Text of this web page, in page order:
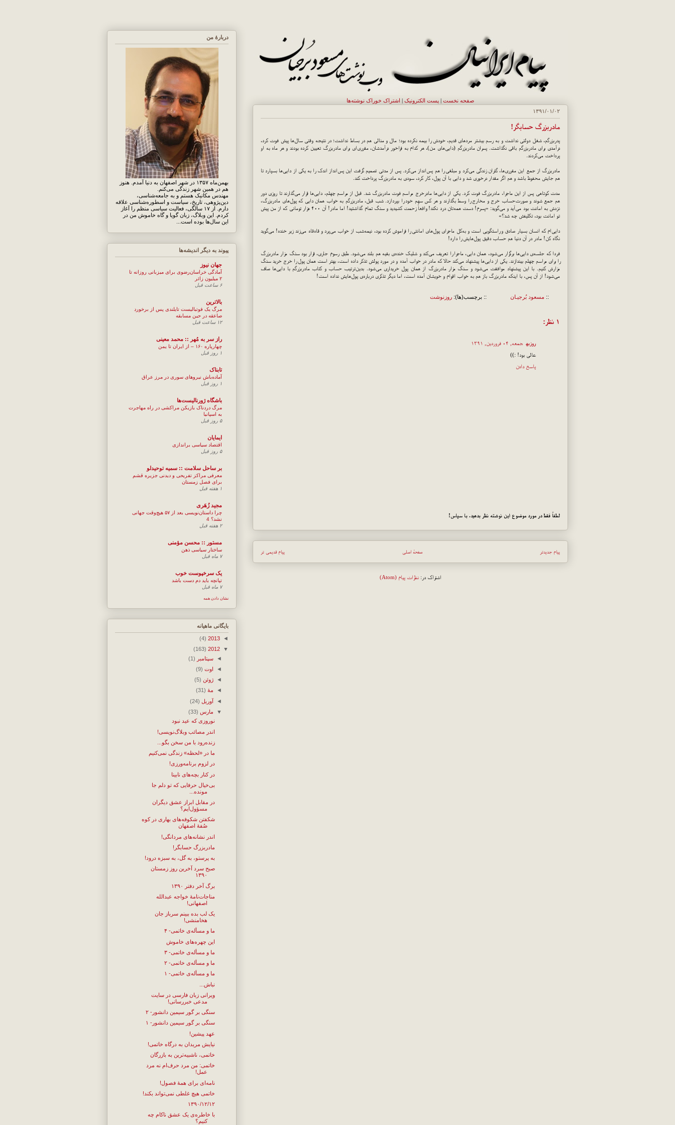
صفحه نخست | پست الکترونيک | اشتراک خوراک نوشته‌ها
۱۳۹۱/۰۱/۰۲
مادربزرگ حسابگر!
پدربزرگم، شغل دولتی نداشت و به رسم بیشتر مردهای قدیم، خودش را بیمه نکرده بود؛ مال و منالی هم در بساط نداشت؛ در نتیجه وقتی سال‌ها پیش فوت کرد،
درآمدی برای مادربزرگم باقی نگذاشت. پسران مادربزرگم (دایی‌های من)، هر کدام به فراخور درآمدشان، مقرری‌ای برای مادربزرگ تعیین کرده بودند و هر ماه به او
پرداخت می‌کردند.
مادربزرگ از جمع این مقرری‌ها، گذران زندگی می‌کرد و مبلغی را هم پس‌انداز می‌کرد. پس از مدتی تصمیم گرفت این پس‌انداز اندک را به یکی از دایی‌ها بسپارد تا
هم جایش محفوظ باشد و هم اگر مقدار درخوری شد و دایی با آن پول، کار کرد، سودی به مادربزرگ پرداخت کند.
مدت کوتاهی پس از این ماجرا، مادربزرگ فوت کرد. یکی از دایی‌ها مادرخرج مراسم فوت مادربزرگ شد. قبل از مراسم چهلم، دایی‌ها قرار می‌گذارند تا روزی دور
هم جمع شوند و صورت‌حساب خرج و مخارج را وسط بگذارند و هر کس سهم خود را بپردازد. شب قبل، مادربزرگم به خواب همان دایی که پول‌های مادربزرگ،
نزدش به امانت بود می‌آید و می‌گوید: «پسرم! دست همه‌تان درد نکند! واقعاً زحمت کشیدید و سنگ تمام گذاشتید! اما مادر! آن ۴۰۰ هزار تومانی که از من پیش
تو امانت بود، تکلیفش چه شد؟»
دایی‌ام که انسان بسیار صادق و راستگویی است و به‌کل ماجرای پول‌های امانتی را فراموش کرده بود، نیمه‌شب از خواب می‌پرد و قاه‌قاه می‌زند زیر خنده! می‌گوید
نگاه کن! مادر در آن دنیا هم حساب دقیق پول‌هایش را دارد!
فردا که جلسه‌ی دایی‌ها برگزار می‌شود، همان دایی، ماجرا را تعریف می‌کند و شلیک خنده‌ی بقیه هم بلند می‌شود. طبق رسوم جاری، قرار بود سنگ مزار مادربزرگ
را برای مراسم چهلم بیندازند. یکی از دایی‌ها پیشنهاد می‌کند حالا که مادر در خواب آمده و در مورد پولش تذکر داده است، بهتر است همان پول را خرج خرید سنگ
مزارش کنیم. با این پیشنهاد موافقت می‌شود و سنگ مزار مادربزرگ از همان پول خریداری می‌شود. بدین‌ترتیب حساب و کتاب مادربزرگم با دایی‌ها صاف
می‌شود! از آن پس، با اینکه مادربزرگ باز هم به خواب اقوام و خویشان آمده است، اما دیگر تذکری درباره‌ی پول‌هایش نداده است!
:: مسعود بُرجيـان :: برچسب(ها): روزنوشت
۱ نظر:
روزبه جمعه, ۰۴ فروردین, ۱۳۹۱
عالی بود! :))
پاسخ دادن
لطفاً فقط در مورد موضوع این نوشته نظر بدهید. با سپاس!
پیام جدیدتر پیام قدیمی تر صفحهٔ اصلی
اشتراک در:نظرات پیام (Atom)
دربارهٔ من
بهمن‌ماه ۱۳۵۷ در شهر اصفهان به دنیا آمدم. هنوز
هم در همین شهر زندگی می‌کنم.
مهندس مکانیک هستم و به جامعه‌شناسی،
دین‌پژوهی، تاریخ، سیاست و اسطوره‌شناسی علاقه
دارم. از ۱۷ سالگی، فعالیت سیاسی منظم را آغاز
کردم. این وبلاگ، زبان گویا و گاه خاموش من در
این سال‌ها بوده است...
پيوند به ديگر انديشه‌ها
جهان نيوز
آمادگی خراسان‌رضوی برای میزبانی روزانه تا
۲ میلیون زائر
۶ ساعت قبل
بالاترین
مرگ یک فوتبالیست تایلندی پس از برخورد
صاعقه در حین مسابقه
۱۲ ساعت قبل
راز سر به مُهر :: محمد معینی
چهارپاره ۱۶۰ – از ایران تا یمن
۱ روز قبل
تابناک
آماده‌باش نیروهای سوری در مرز عراق
۱ روز قبل
باشگاه ژورنالیست‌ها
مرگ دردناک بازیکن مراکشی در راه مهاجرت
به اسپانیا
۵ روز قبل
ایمایان
اقتصاد سیاسی براندازی
۵ روز قبل
بر ساحل سلامت :: سمیه توحیدلو
معرفی مراکز تفریحی و دیدنی جزیره قشم
برای فصل زمستان
۱ هفته قبل
مجيد زُهَری
چرا داستان‌نویسی بعد از ۵۷ هیچ‌وقت جهانی
نشد؟ 4
۲ هفته قبل
مستور :: محسن مؤمنی
ساختار سیاسی ذهن
۷ ماه قبل
یک سرخپوست خوب
تپانچه باید دم دست باشد
۷ ماه قبل
نشان دادن همه
بایگانی ماهیانه
◄
2013
(4)
▼
2012
(163)
◄سپتامبر (1)
◄ اوت (9)
◄ژوئن (5)
◄ مهٔ (31)
◄آوریل (24)
▼ مارس (33)
نوروزی که عید نبود
اندر مصائب وبلاگ‌نویسی!
زنده‌رود با من سخن بگو...
ما در «لحظه» زندگی نمی‌کنیم
در لزوم برنامه‌ورزی!
در کنار بچه‌های نابینا
بی‌خیال حرفایی که تو دلم جا
مونده...
در مقابل ابراز عشق دیگران
مسؤول‌ایم؟
شکفتن شکوفه‌های بهاری در کوه
صُفهٔ اصفهان
اندر نشانه‌های مردانگی!
مادربزرگ حسابگر!
به پرستو، به گل، به سبزه درود!
صبح سرد آخرین روز زمستان
۱۳۹۰
برگ آخر دفتر ۱۳۹۰
مناجات‌نامهٔ خواجه عبدالله
اصفهانی!
یک لب بده ببینم سرباز جان
هخامنشی!
ما و مسأله‌ی خاتمی- ۴
این چهره‌های خاموش
ما و مسأله‌ی خاتمی- ۳
ما و مسأله‌ی خاتمی- ۲
ما و مسأله‌ی خاتمی- ۱
نباش...
ویرانی زبان فارسی در سایت
مدعی خبررسانی!
سنگی بر گور سیمین دانشور- ۲
سنگی بر گور سیمین دانشور- ۱
عهد پیشین!
نیایش مریدان به درگاه خاتمی!
خاتمی، ناشبیه‌ترین به بازرگان
خاتمی: من مرد حرف‌ام نه مرد
عمل!
نامه‌ای برای همهٔ فصول!
خاتمی هیچ غلطی نمی‌تواند بکند!
۱۳۹۰/۱۲/۱۲
با خاطره‌ی یک عشق ناکام چه
کنیم؟